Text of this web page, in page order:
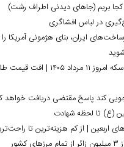
بریم (جاهای دیدنی اطراف رشت)
در لباس افشاگری
ایران، بنای هژمونی آمریکا
قیمت طلا و سکه امروز ۱۱
کند پاسخ مقتضی دریافت خواهد
(ع) تا لحظه شهادت
اربعین | از کم هزینه‌ترین تا